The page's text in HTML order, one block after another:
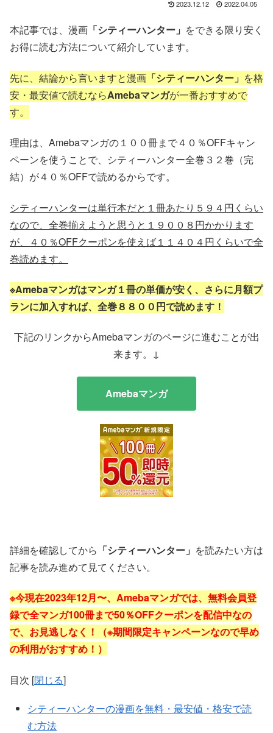
2023.12.12 2022.04.05
本記事では、漫画 「シティーハンター」 をできる限り安く
お得に読む方法について紹介しています。
先に、結論から言いますと漫画 「シティーハンター」 を格
安・最安値で読むならAmebaマンガが一番おすすめで
す。
理由は、Amebaマンガの１００冊まで４０％OFFキャン
ペーンを使うことで、シティーハンター全巻３２巻（完
結）が４０％OFFで読めるからです。
シティーハンターは単行本だと１冊あたり５９４円くらい
なので、全巻揃えようと思うと１９００８円かかります
が、４０％OFFクーポンを使えば１１４０４円くらいで全
巻読めます。
※Amebaマンガはマンガ１冊の単価が安く、さらに月額プ
ランに加入すれば、全巻８８００円で読めます！
下記のリンクからAmebaマンガのページに進むことが出
来ます。↓
Amebaマンガ
詳細を確認してから 「シティーハンター」 を読みたい方は
記事を読み進めて見てください。
※今現在2023年12月〜、Amebaマンガでは、無料会員登
録で全マンガ100冊まで50％OFFクーポンを配信中なの
で、お見逃しなく！（※期間限定キャンペーンなので早め
の利用がおすすめ！）
目次 [閉じる]
シティーハンターの漫画を無料・最安値・格安で読
む方法